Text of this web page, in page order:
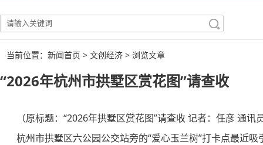
当前位置：新闻首页 > 文创经济 > 浏览文章
“2026年杭州市拱墅区赏花图”请查收
（原标题：“2026年拱墅区赏花图”请查收 记者：任彦 通讯
杭州市拱墅区六公园公交站旁的“爱心玉兰树”打卡点最近吸